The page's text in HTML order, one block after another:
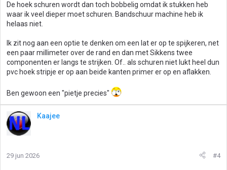
De hoek schuren wordt dan toch bobbelig omdat ik stukken heb
waar ik veel dieper moet schuren. Bandschuur machine heb ik
helaas niet.
Ik zit nog aan een optie te denken om een lat er op te spijkeren, net
een paar millimeter over de rand en dan met Sikkens twee
componenten er langs te strijken. Of.. als schuren niet lukt heel dun
pvc hoek stripje er op aan beide kanten primer er op en aflakken.
Ben gewoon een "pietje precies"
Kaajee
29 jun 2026 #4